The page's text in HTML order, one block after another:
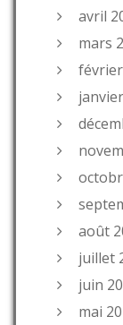
avril
mars
août
juillet
juin
mai